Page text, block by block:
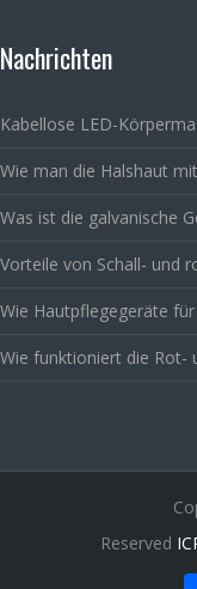
Nachrichten
Kabellose LED-
Wie man die Halshaut
Was ist die galvanische
Vorteile von Schall- und
Wie Hautpflegegeräte
Wie funktioniert die Rot-
Reserved